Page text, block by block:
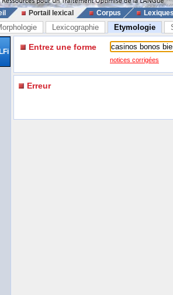
Portail lexical Corpus
Lexicographie Etymologie
Entrez une forme
notices corrigées
Erreur